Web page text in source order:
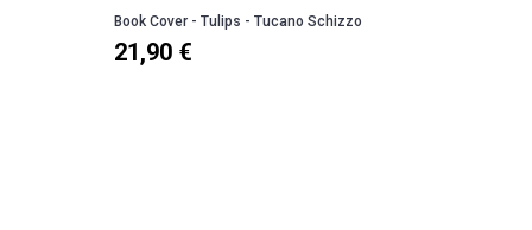
Book Cover - Tulips - Tucano Schizzo
21,90 €